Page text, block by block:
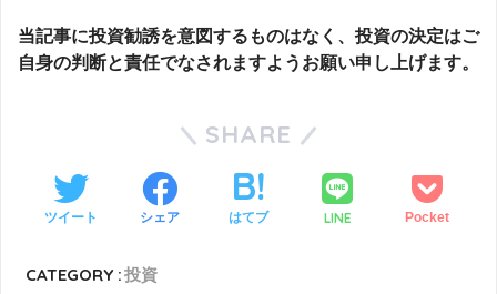
当記事に投資勧誘を意図するものはなく、投資の決定はご
自身の判断と責任でなされますようお願い申し上げます。
SHARE
ツイート シェア はてブ LINE Pocket
CATEGORY :投資